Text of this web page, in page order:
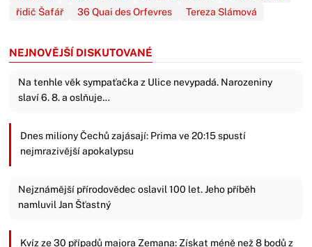
řidič Šafář
36 Quai des Orfevres Tereza Slámová
NEJNOVĚJŠÍ DISKUTOVANÉ
Na tenhle věk sympaťačka z Ulice nevypadá. Narozeniny
slaví 6. 8. a oslňuje…
Dnes miliony Čechů zajásají: Prima ve 20:15 spustí
nejmrazivější apokalypsu
Nejznámější přírodovědec oslavil 100 let. Jeho příběh
namluvil Jan Šťastný
Kvíz ze 30 případů majora Zemana: Získat méně než 8 bodů z